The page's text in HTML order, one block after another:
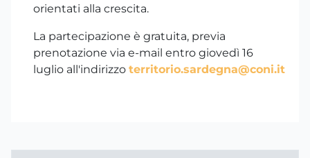
orientati alla crescita.
La partecipazione è gratuita, previa
prenotazione via e-mail entro giovedì 16
luglio all'indirizzo territorio.sardegna@coni.it